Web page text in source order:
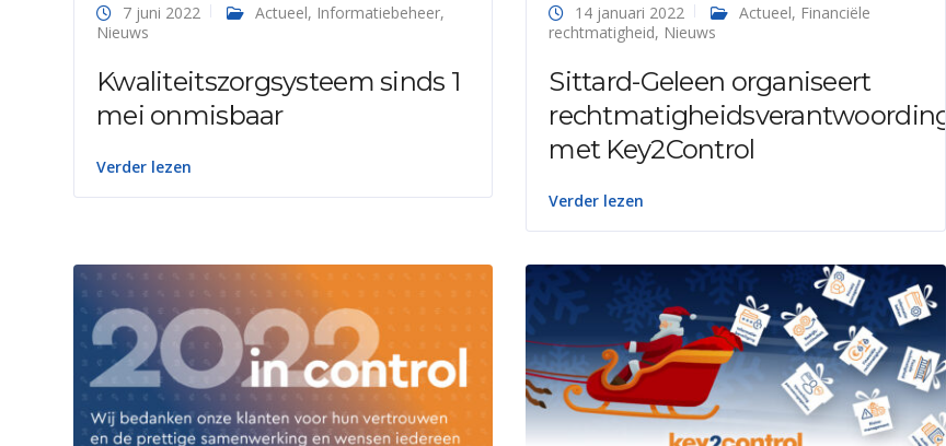
7 juni 2022 Actueel, Informatiebeheer,
Nieuws
Kwaliteitszorgsysteem sinds 1
mei onmisbaar
Verder lezen
14 januari 2022 Actueel, Financiële
rechtmatigheid, Nieuws
Sittard-Geleen organiseert
rechtmatigheidsverantwoording
met Key2Control
Verder lezen